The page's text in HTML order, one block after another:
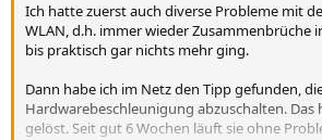
Ich hatte zuerst auch diverse Probleme mit
WLAN, d.h. immer wieder Zusammenbrüche
bis praktisch gar nichts mehr ging.
Dann habe ich im Netz den Tipp gefunden,
Hardwarebeschleunigung abzuschalten. Das
gelöst. Seit gut 6 Wochen läuft sie ohne